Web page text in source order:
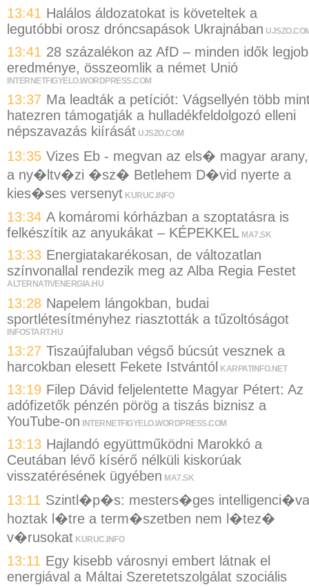
13:41 Halálos áldozatokat is követeltek a
legutóbbi orosz dróncsapások Ukrajnában
13:41 28 százalékon az AfD – minden idők
eredménye, összeomlik a német Unió
INTERNETFIGYELO.WORDPRESS.COM
13:37 Ma leadták a petíciót: Vágsellyén több
hatezren támogatják a hulladékfeldolgozó elleni
népszavazás kiírását UJSZO.COM
13:35 Vizes Eb - megvan az els� magyar arany,
a ny�ltv�zi �sz� Betlehem D�vid nyerte a
kies�ses versenyt KURUC.INFO
13:34 A komáromi kórházban a szoptatásra is
felkészítik az anyukákat – KÉPEKKEL MA7.SK
13:33 Energiatakarékosan, de változatlan
színvonallal rendezik meg az Alba Regia Festet
ALTERNATIVENERGIA.HU
13:28 Napelem lángokban, budai
sportlétesítményhez riasztották a tűzoltóságot
INFOSTART.HU
13:27 Tiszaújfaluban végső búcsút vesznek a
harcokban elesett Fekete Istvántól
KARPATINFO.NET
13:19 Filep Dávid feljelentette Magyar Pétert: Az
adófizetők pénzén pörög a tiszás biznisz a
YouTube-on
INTERNETFIGYELO.WORDPRESS.COM
13:13 Hajlandó együttműködni Marokkó a
Ceutában lévő kísérő nélküli kiskorúak
visszatérésének ügyében MA7.SK
13:11 Szintl�p�s: mesters�ges
hoztak l�tre a term�szetben nem l�tez�
v�rusokat KURUC.INFO
13:11 Egy kisebb városnyi embert látnak el
energiával a Máltai Szeretetszolgálat szociális